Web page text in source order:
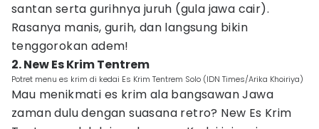
santan serta gurihnya juruh (gula jawa cair).
Rasanya manis, gurih, dan langsung bikin
tenggorokan adem!
2. New Es Krim Tentrem
Potret menu es krim di kedai Es Krim Tentrem Solo (IDN Times/Arika Khoiriya)
Mau menikmati es krim ala bangsawan Jawa
zaman dulu dengan suasana retro? New Es Krim